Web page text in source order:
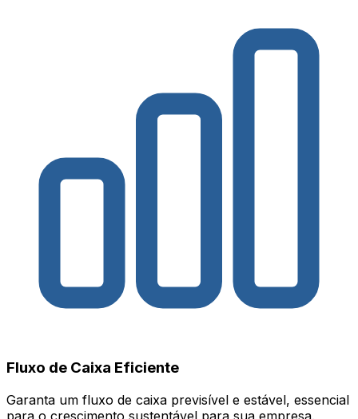
Fluxo de Caixa Eficiente
Garanta um fluxo de caixa previsível e estável, essencial